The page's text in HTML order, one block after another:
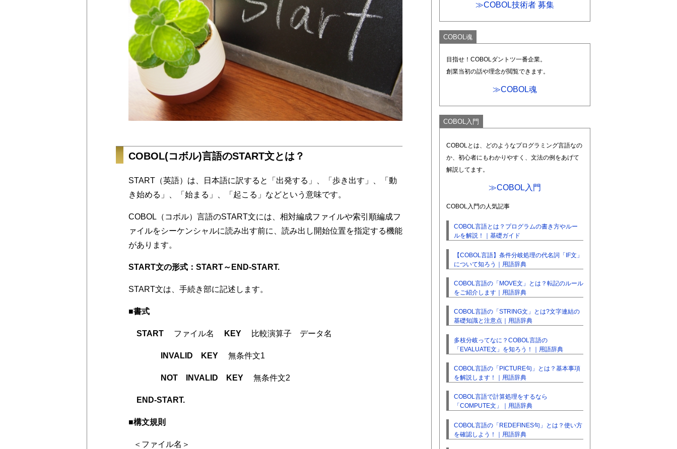
COBOL(コボル)言語のSTART文とは？
START（英語）は、日本語に訳すると「出発する」、「歩き出す」、「動
き始める」、「始まる」、「起こる」などという意味です。
COBOL（コボル）言語のSTART文には、相対編成ファイルや索引順編成フ
ァイルをシーケンシャルに読み出す前に、読み出し開始位置を指定する機能
があります。
START文の形式：START～END-START.
START文は、手続き部に記述します。
■書式
START ファイル名 KEY 比較演算子 データ名
INVALID KEY 無条件文1
NOT INVALID KEY 無条件文2
END-START.
■構文規則
＜ファイル名＞
≫COBOL技術者 募集
COBOL魂
目指せ！COBOLダントツ一番企業。
創業当初の話や理念が閲覧できます。
≫COBOL魂
COBOL入門
COBOLとは、どのようなプログラミング言語なの
か、初心者にもわかりやすく、文法の例をあげて
解説してます。
≫COBOL入門
COBOL入門の人気記事
COBOL言語とは？プログラムの書き方やルー
ルを解説！｜基礎ガイド
【COBOL言語】条件分岐処理の代名詞「IF文」
について知ろう｜用語辞典
COBOL言語の「MOVE文」とは？転記のルール
をご紹介します｜用語辞典
COBOL言語の「STRING文」とは?文字連結の
基礎知識と注意点｜用語辞典
多枝分岐ってなに？COBOL言語の
「EVALUATE文」を知ろう！｜用語辞典
COBOL言語の「PICTURE句」とは？基本事項
を解説します！｜用語辞典
COBOL言語で計算処理をするなら
「COMPUTE文」｜用語辞典
COBOL言語の「REDEFINES句」とは？使い方
を確認しよう！｜用語辞典